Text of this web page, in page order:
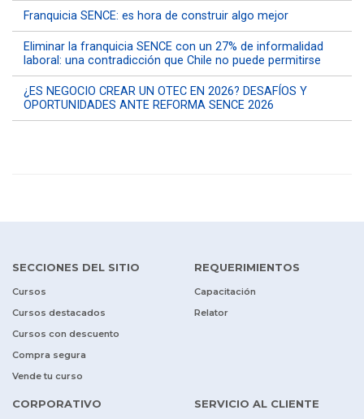
Franquicia SENCE: es hora de construir algo mejor
Eliminar la franquicia SENCE con un 27% de informalidad
laboral: una contradicción que Chile no puede permitirse
¿ES NEGOCIO CREAR UN OTEC EN 2026? DESAFÍOS Y
OPORTUNIDADES ANTE REFORMA SENCE 2026
SECCIONES DEL SITIO
Cursos
Cursos destacados
Cursos con descuento
Compra segura
Vende tu curso
REQUERIMIENTOS
Capacitación
Relator
CORPORATIVO SERVICIO AL CLIENTE